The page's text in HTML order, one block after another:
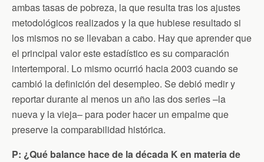
ambas tasas de pobreza, la que resulta tras los ajustes
metodológicos realizados y la que hubiese resultado si
los mismos no se llevaban a cabo. Hay que aprender que
el principal valor este estadístico es su comparación
intertemporal. Lo mismo ocurrió hacia 2003 cuando se
cambió la definición del desempleo. Se debió medir y
reportar durante al menos un año las dos series –la
nueva y la vieja– para poder hacer un empalme que
preserve la comparabilidad histórica.
P: ¿Qué balance hace de la década K en materia de